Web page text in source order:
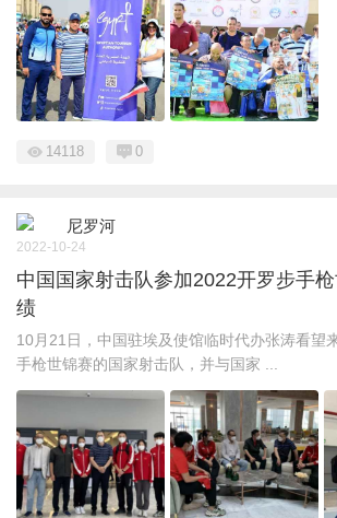
14118 0
尼罗河
2022-10-24
中国国家射击队参加2022开罗步手
绩
10月21日，中国驻埃及使馆临时代办张涛看望
手枪世锦赛的国家射击队，并与国家 ...